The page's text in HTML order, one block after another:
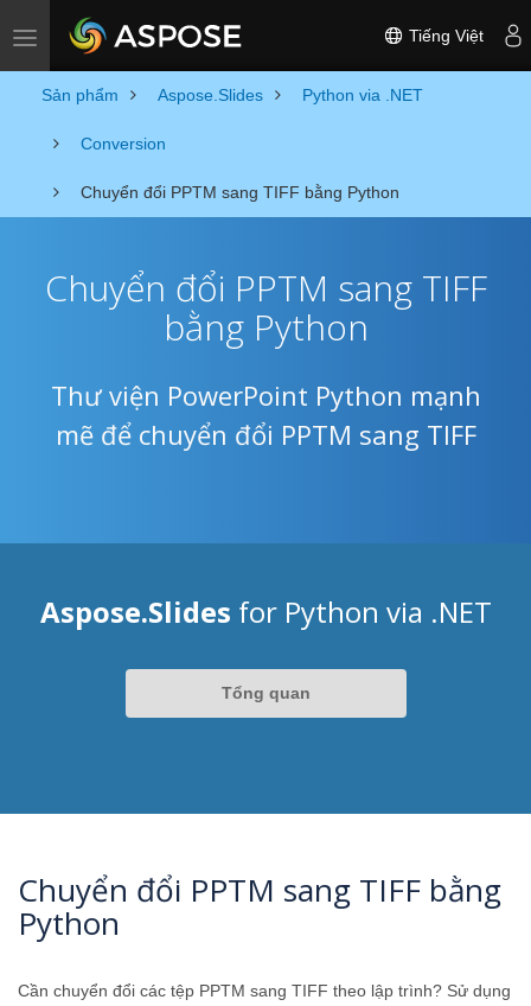
Toggle navigation Tiếng Việt
Sản phẩm Aspose.Slides Python via .NET
Conversion
Chuyển đổi PPTM sang TIFF bằng Python
Chuyển đổi PPTM sang TIFF
bằng Python
Thư viện PowerPoint Python mạnh
mẽ để chuyển đổi PPTM sang TIFF
Aspose.Slides for Python via .NET
Tổng quan
Chuyển đổi PPTM sang TIFF bằng
Python
Cần chuyển đổi các tệp PPTM sang TIFF theo lập trình? Sử dụng